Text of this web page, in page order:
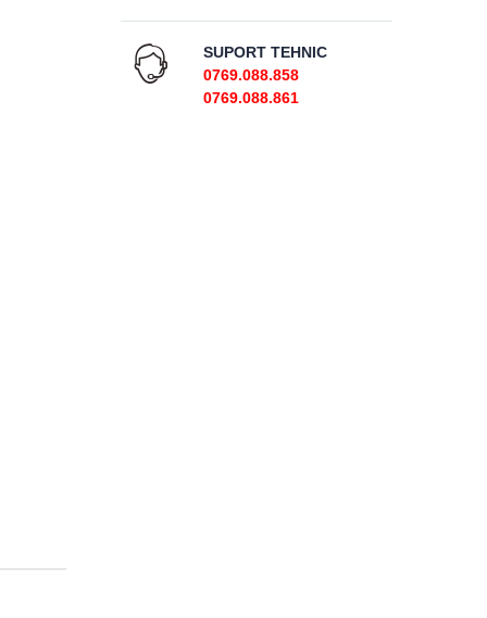
SUPORT TEHNIC
0769.088.858
0769.088.861